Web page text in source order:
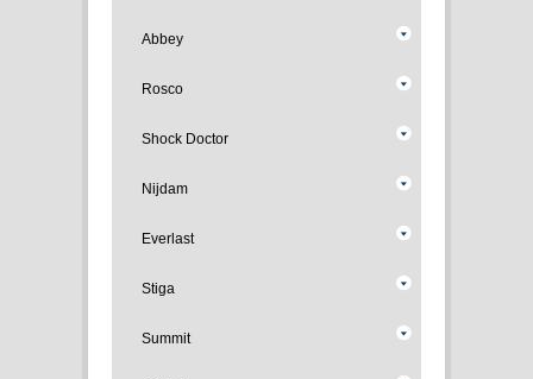
Abbey
Rosco
Shock Doctor
Nijdam
Everlast
Stiga
Summit